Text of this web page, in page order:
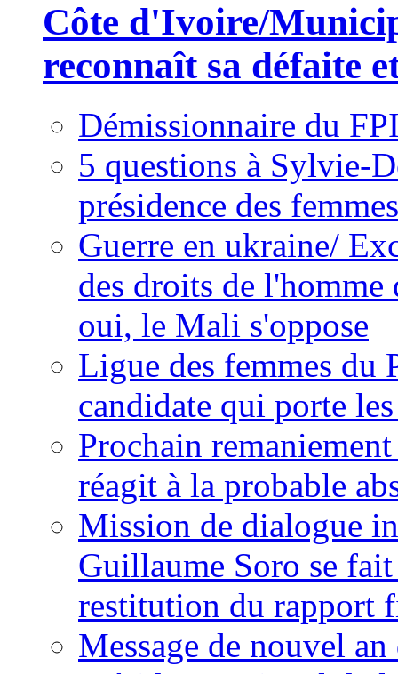
Côte d'Ivoire/
reconnaît sa défaite
Démissionnaire du
5 questions à Sylvie-
présidence des
Guerre en ukraine/
des droits de
oui, le Mali s'oppose
Ligue des femmes du
candidate qui porte
Prochain
réagit à la probable
Mission de dialogue
Guillaume Soro se
restitution du rapport
Message de nouvel